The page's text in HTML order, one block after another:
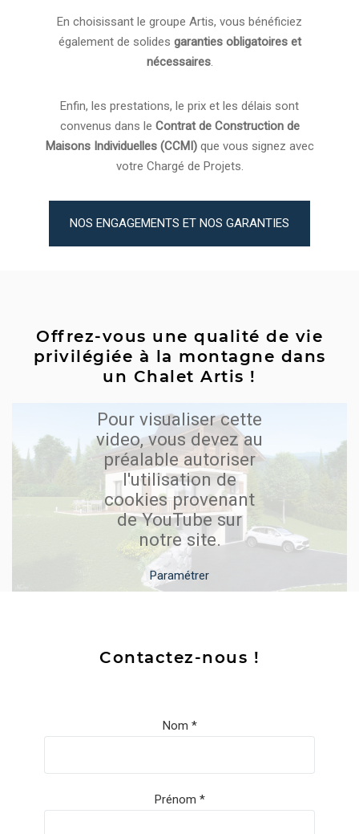
En choisissant le groupe Artis, vous bénéficiez
également de solides garanties obligatoires et
nécessaires.
Enfin, les prestations, le prix et les délais sont
convenus dans le Contrat de Construction de
Maisons Individuelles (CCMI)que vous signez avec
votre Chargé de Projets.
NOS ENGAGEMENTS ET NOS GARANTIES
Offrez-vous une qualité de vie
privilégiée à la montagne dans
un Chalet Artis !
Pour visualiser cette
video, vous devez au
préalable autoriser
l'utilisation de
cookies provenant
de YouTube sur
notre site.
Paramétrer
Contactez-nous !
Nom
Prénom